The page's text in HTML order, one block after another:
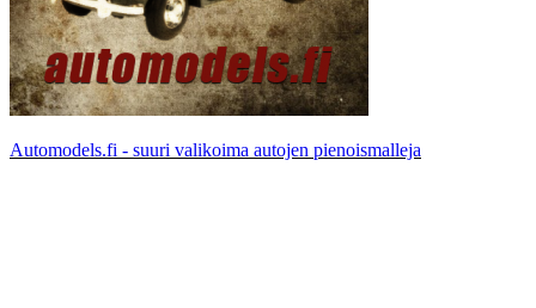
Automodels.fi - suuri valikoima autojen pienoismalleja